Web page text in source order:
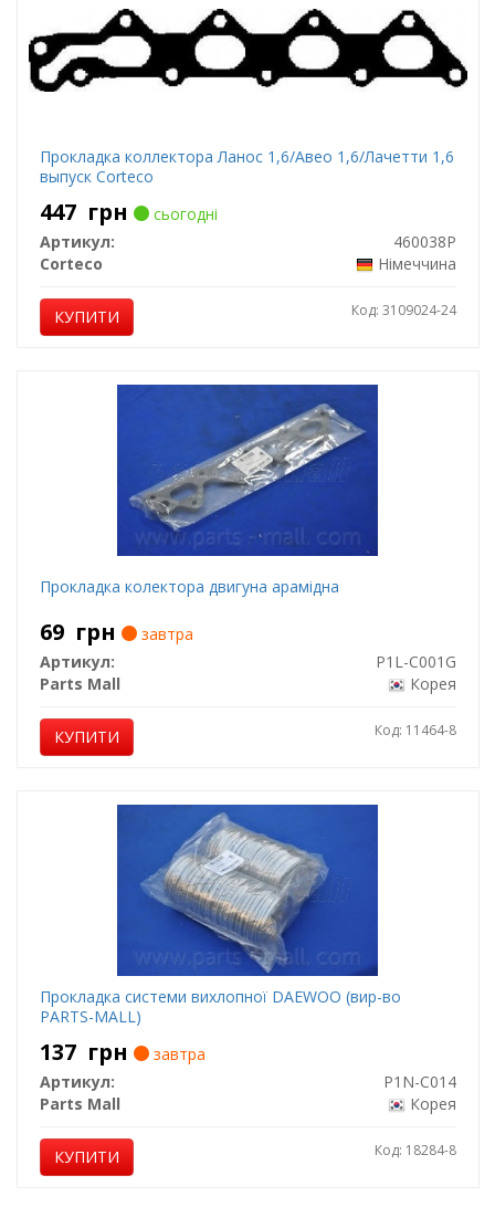
Прокладка коллектора Ланос 1,6/Авео 1,6/Лачетти 1,6
выпуск Corteco
447 грн
сьогодні
Артикул:
460038P
Corteco
Німеччина
КУПИТИ Код: 3109024-24
Прокладка колектора двигуна арамідна
69 грн
завтра
Артикул:
P1L-C001G
Parts Mall
Корея
КУПИТИ Код: 11464-8
Прокладка системи вихлопної DAEWOO (вир-во
PARTS-MALL)
137 грн
завтра
Артикул:
P1N-C014
Parts Mall
Корея
КУПИТИ Код: 18284-8